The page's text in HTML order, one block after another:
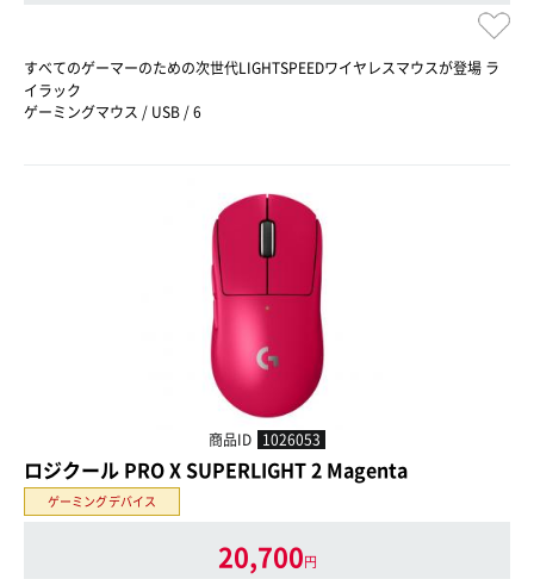
すべてのゲーマーのための次世代LIGHTSPEEDワイヤレスマウスが登場 ラ
イラック
ゲーミングマウス / USB / 6
商品ID 1026053
ロジクール PRO X SUPERLIGHT 2 Magenta
ゲーミングデバイス
20,700円